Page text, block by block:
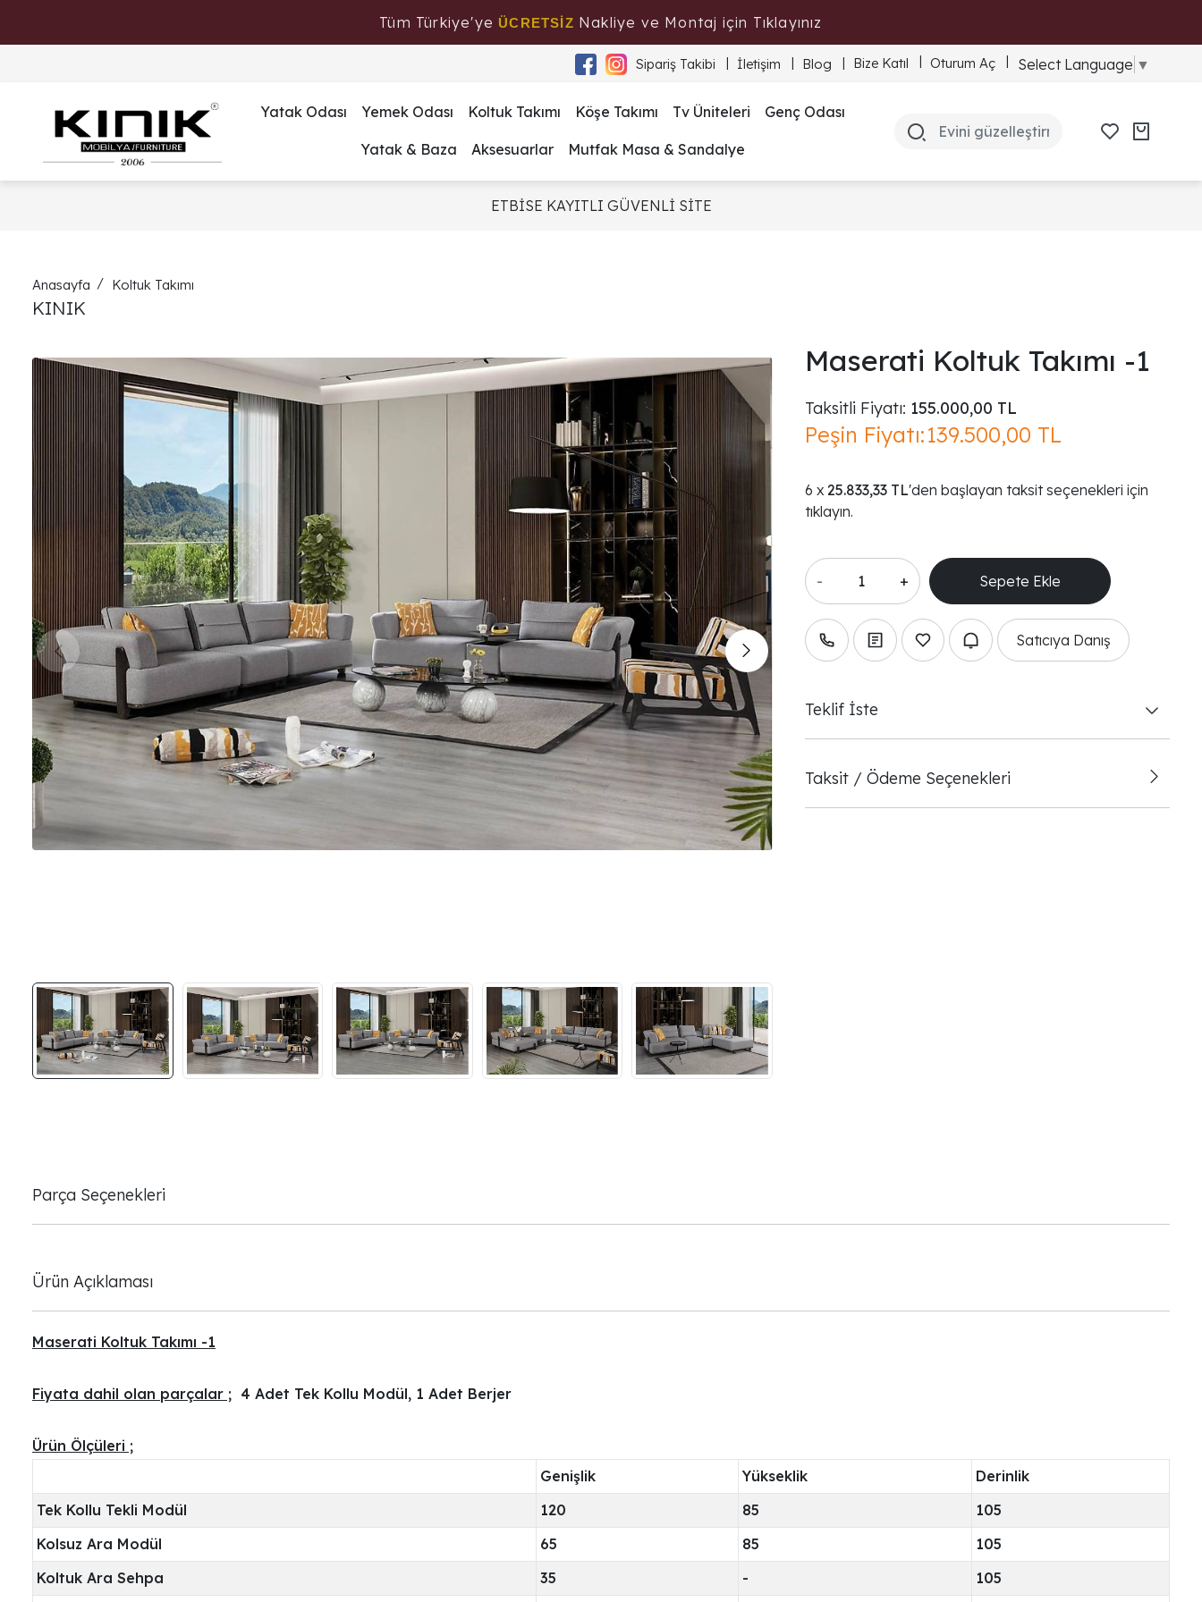
Tüm Türkiye'ye ÜCRETSİZ Nakliye ve Montaj için Tıklayınız
Sipariş Takibi İletişim Blog Bize Katıl Oturum Aç Select Language ▼
Yatak Odası Yemek Odası Koltuk Takımı Köşe Takımı Tv Üniteleri Genç Odası
Yatak & Baza Aksesuarlar Mutfak Masa & Sandalye
ETBİSE KAYITLI GÜVENLİ SİTE
Anasayfa Koltuk Takımı
KINIK
Maserati Koltuk Takımı -1
Taksitli Fiyatı: 155.000,00 TL
Peşin Fiyatı:139.500,00 TL
25.833,33 TL'den başlayan taksit seçenekleri için
tıklayın.
- +
Satıcıya Danış
Teklif İste
Taksit / Ödeme Seçenekleri
Parça Seçenekleri
Ürün Açıklaması
Maserati Koltuk Takımı -1
Fiyata dahil olan parçalar ; 4 Adet Tek Kollu Modül, 1 Adet Berjer
Ürün Ölçüleri ;
Genişlik
Yükseklik
Derinlik
Tek Kollu Tekli Modül
120 85
105
Kolsuz Ara Modül
65 85
105
Koltuk Ara Sehpa
35 - 105